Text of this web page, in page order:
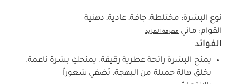
نوع البشرة: مختلطة, جافة, عادية, دهنية
القوام: مائي معرفة المزيد
الفوائد
يمنح البشرة رائحة عطرية رقيقة. يمنحكِ بشرة ناعمة.
يخلق هالة جميلة من البهجة. يُضفي شعوراً